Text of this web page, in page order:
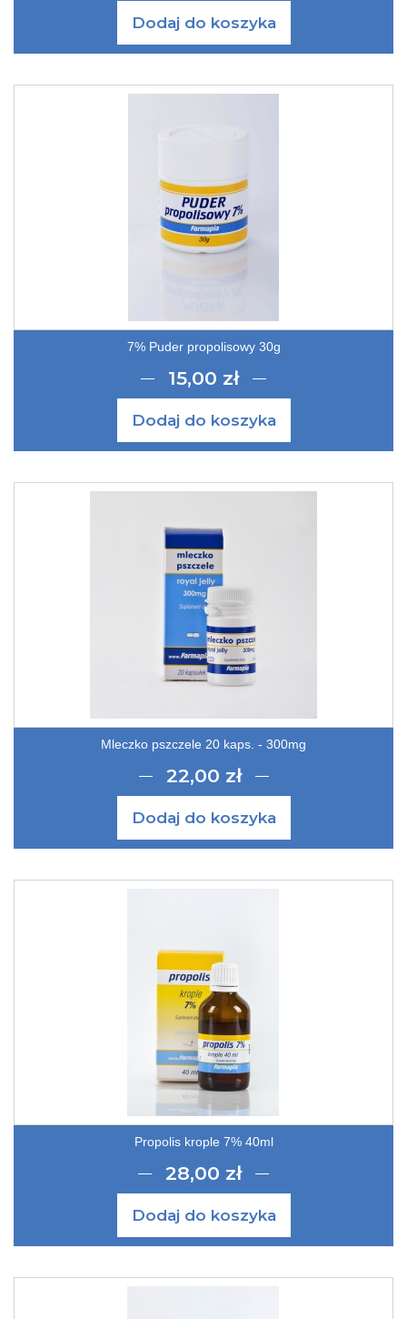
Dodaj do koszyka
7% Puder propolisowy 30g
15,00 zł
Dodaj do koszyka
Mleczko pszczele 20 kaps. - 300mg
22,00 zł
Dodaj do koszyka
Propolis krople 7% 40ml
28,00 zł
Dodaj do koszyka